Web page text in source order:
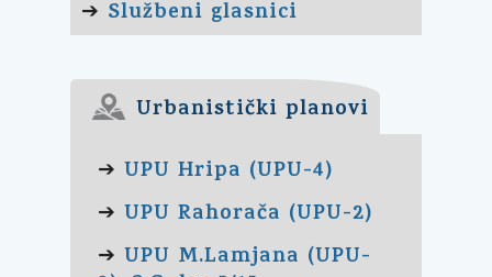
➔ Službeni glasnici
Urbanistički planovi
➔ UPU Hripa (UPU-4)
➔ UPU Rahorača (UPU-2)
➔ UPU M.Lamjana (UPU-